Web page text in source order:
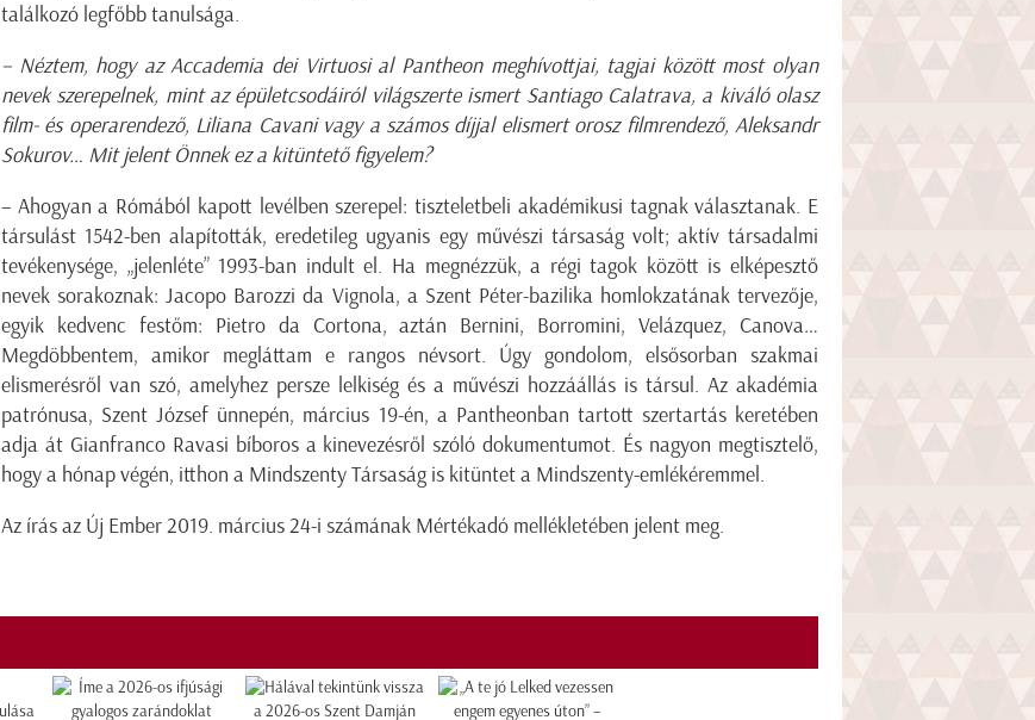
találkozó legfőbb tanulsága.
– Néztem, hogy az Accademia dei Virtuosi al Pantheon meghívottjai, tagjai között most olyan
nevek szerepelnek, mint az épületcsodáiról világszerte ismert Santiago Calatrava, a kiváló olasz
film- és operarendező, Liliana Cavani vagy a számos díjjal elismert orosz filmrendező, Aleksandr
Sokurov… Mit jelent Önnek ez a kitüntető figyelem?
– Ahogyan a Rómából kapott levélben szerepel: tiszteletbeli akadémikusi tagnak választanak. E
társulást 1542-ben alapították, eredetileg ugyanis egy művészi társaság volt; aktív társadalmi
tevékenysége, „jelenléte” 1993-ban indult el. Ha megnézzük, a régi tagok között is elképesztő
nevek sorakoznak: Jacopo Barozzi da Vignola, a Szent Péter-bazilika homlokzatának tervezője,
egyik kedvenc festőm: Pietro da Cortona, aztán Bernini, Borromini, Velázquez, Canova…
Megdöbbentem, amikor megláttam e rangos névsort. Úgy gondolom, elsősorban szakmai
elismerésről van szó, amelyhez persze lelkiség és a művészi hozzáállás is társul. Az akadémia
patrónusa, Szent József ünnepén, március 19-én, a Pantheonban tartott szertartás keretében
adja át Gianfranco Ravasi bíboros a kinevezésről szóló dokumentumot. És nagyon megtisztelő,
hogy a hónap végén, itthon a Mindszenty Társaság is kitüntet a Mindszenty-emlékéremmel.
Az írás az Új Ember 2019. március 24-i számának Mértékadó mellékletében jelent meg.